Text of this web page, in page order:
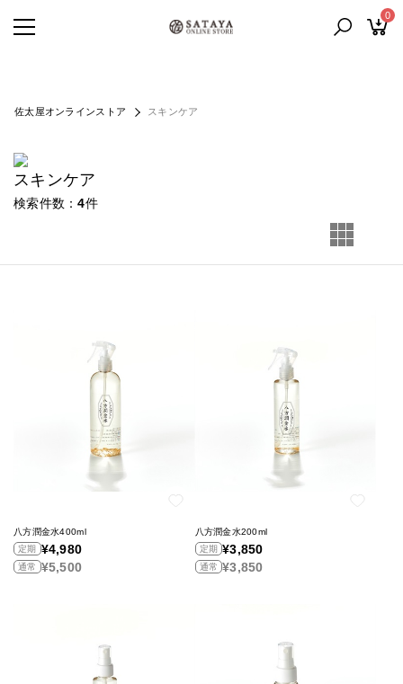
0
佐太屋オンラインストア スキンケア
スキンケア
検索件数 4件
八方潤金水400ml
定期 ¥4,980
通常 ¥5,500
八方潤金水200ml
定期 ¥3,850
通常 ¥3,850